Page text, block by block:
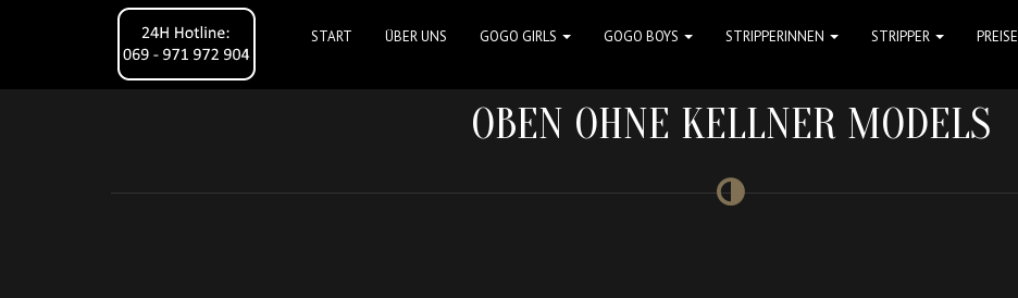
START ÜBER UNS GOGO GIRLS GOGO BOYS STRIPPERINNEN STRIPPER PREISE
OBEN OHNE KELLNER MODELS